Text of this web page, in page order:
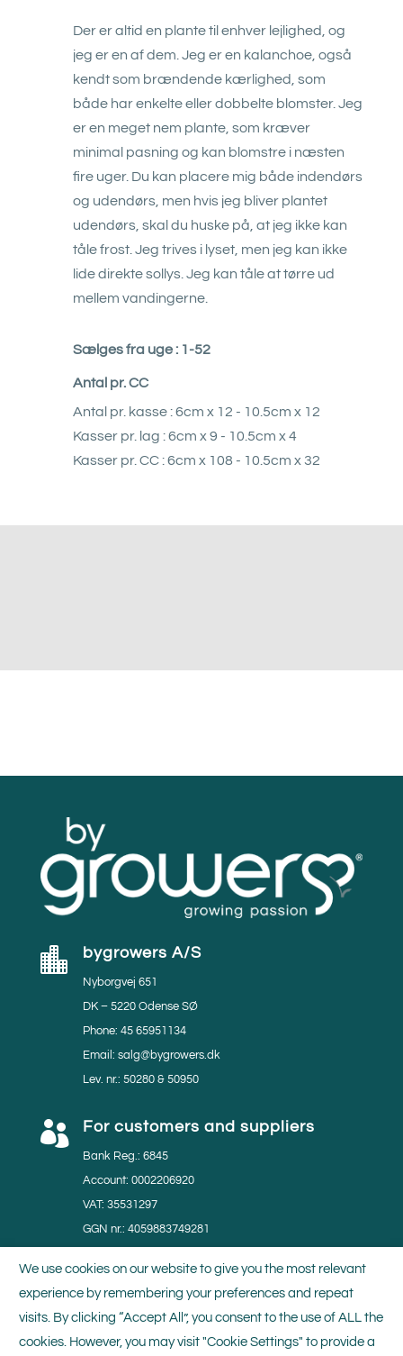
Der er altid en plante til enhver lejlighed, og
jeg er en af dem. Jeg er en kalanchoe, også
kendt som brændende kærlighed, som
både har enkelte eller dobbelte blomster. Jeg
er en meget nem plante, som kræver
minimal pasning og kan blomstre i næsten
fire uger. Du kan placere mig både indendørs
og udendørs, men hvis jeg bliver plantet
udendørs, skal du huske på, at jeg ikke kan
tåle frost. Jeg trives i lyset, men jeg kan ikke
lide direkte sollys. Jeg kan tåle at tørre ud
mellem vandingerne.
Sælges fra uge : 1-52
Antal pr. CC
Antal pr. kasse : 6cm x 12 - 10.5cm x 12
Kasser pr. lag : 6cm x 9 - 10.5cm x 4
Kasser pr. CC : 6cm x 108 - 10.5cm x 32
 bygrowers A/S
Nyborgvej 651
DK – 5220 Odense SØ
Phone: 45 65951134
Email: salg@bygrowers.dk
Lev. nr.: 50280 & 50950
 For customers and suppliers
Bank Reg.: 6845
Account: 0002206920
VAT: 35531297
GGN nr.: 4059883749281
 Certificates
We use cookies on our website to give you the most relevant
experience by remembering your preferences and repeat
visits. By clicking “Accept All”, you consent to the use of ALL the
cookies. However, you may visit "Cookie Settings" to provide a